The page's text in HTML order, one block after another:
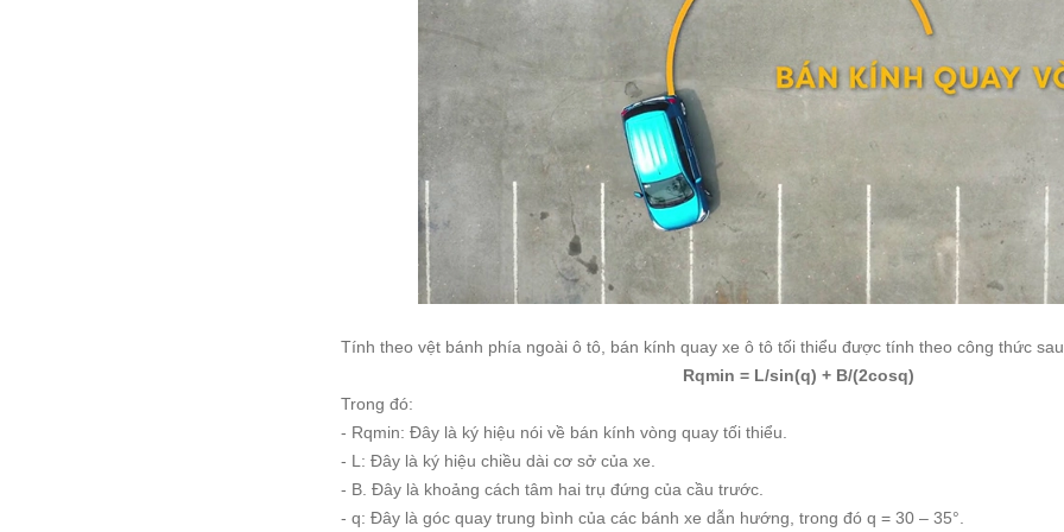
Tính theo vệt bánh phía ngoài ô tô, bán kính quay xe ô tô tối thiểu được tính theo công thức
Rqmin = L/sin(q) + B/(2cosq)
Trong đó:
- Rqmin: Đây là ký hiệu nói về bán kính vòng quay tối thiểu.
- L: Đây là ký hiệu chiều dài cơ sở của xe.
- B. Đây là khoảng cách tâm hai trụ đứng của cầu trước.
- q: Đây là góc quay trung bình của các bánh xe dẫn hướng, trong đó q = 30 – 35°.